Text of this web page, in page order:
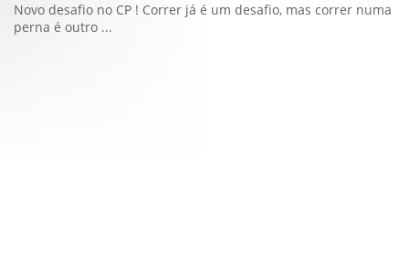
Novo desafio no CP ! Correr já é um desafio, mas correr numa
perna é outro ...